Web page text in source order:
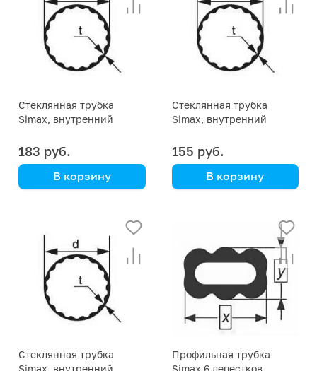
Стеклянная трубка
Simax, внутренний
183 руб.
В корзину
Стеклянная трубка
Simax, внутренний
155 руб.
В корзину
Стеклянная трубка
Профильная трубка